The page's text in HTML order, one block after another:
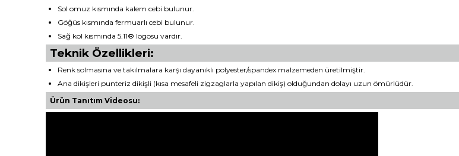
Sol omuz kısmında kalem cebi bulunur.
Göğüs kısmında fermuarlı cebi bulunur.
Sağ kol kısmında 5.11® logosu vardır.
Teknik Özellikleri:
Renk solmasına ve takılmalara karşı dayanıklı polyester/spandex malzemeden üretilmiştir.
Ana dikişleri punteriz dikişli (kısa mesafeli zigzaglarla yapılan dikiş) olduğundan dolayı uzun ömürlüdür.
Ürün Tanıtım Videosu: